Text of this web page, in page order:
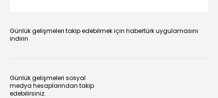
Günlük gelişmeleri takip edebilmek için habertürk uygulamasını
indirin
Günlük gelişmeleri sosyal
medya hesaplarından takip
edebilirsiniz.